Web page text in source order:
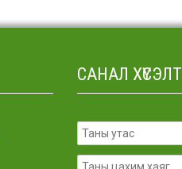
САНАЛ ХҮСЭЛТ